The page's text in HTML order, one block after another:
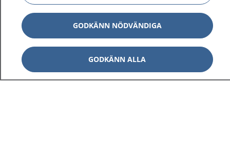
1177 på flera språk Visa
GODKÄNN NÖDVÄNDIGA
GODKÄNN ALLA